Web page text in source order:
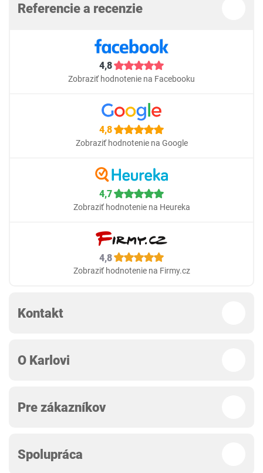
Referencie a recenzie
4,8
Zobraziť hodnotenie na Facebooku
4,8
Zobraziť hodnotenie na Google
4,7
Zobraziť hodnotenie na Heureka
4,8
Zobraziť hodnotenie na Firmy.cz
Kontakt
O Karlovi
Pre zákazníkov
Spolupráca